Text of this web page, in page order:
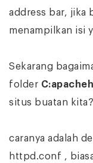
address bar, jika
menampilkan isi
Sekarang
folder
situs buatan kita?
caranya adalah
httpd.conf ,